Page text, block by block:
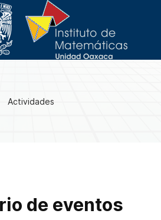
Actividades
de eventos